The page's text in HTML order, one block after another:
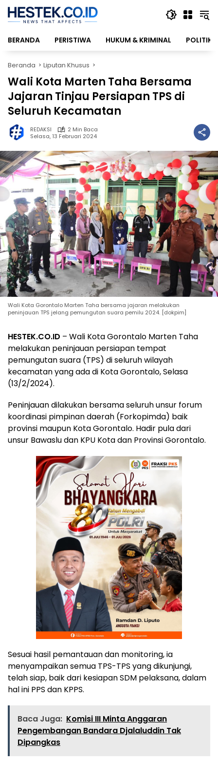
Langsung
konten
BERANDA
PERISTIWA HUKUM & KRIMINAL POLITIK
Beranda Liputan Khusus
Wali Kota Marten Taha Bersama
Jajaran Tinjau Persiapan TPS di
Seluruh Kecamatan
REDAKSI
2 Min Baca
Selasa, 13 Februari 2024
Wali Kota Gorontalo Marten Taha bersama jajaran melakukan
peninjauan TPS jelang pemungutan suara pemilu 2024. [dokpim]
HESTEK.CO.ID – Wali Kota Gorontalo Marten Taha
melakukan peninjauan persiapan tempat
pemungutan suara (TPS) di seluruh wilayah
kecamatan yang ada di Kota Gorontalo, Selasa
(13/2/2024).
Peninjauan dilakukan bersama seluruh unsur forum
koordinasi pimpinan daerah (Forkopimda) baik
provinsi maupun Kota Gorontalo. Hadir pula dari
unsur Bawaslu dan KPU Kota dan Provinsi Gorontalo.
Sesuai hasil pemantauan dan monitoring, ia
menyampaikan semua TPS-TPS yang dikunjungi,
telah siap, baik dari kesiapan SDM pelaksana, dalam
hal ini PPS dan KPPS.
Baca Juga: Komisi III Minta Anggaran
Pengembangan Bandara Djalaluddin Tak
Dipangkas